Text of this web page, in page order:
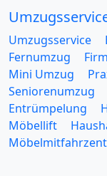
Umzugsservice
Fernumzug
Mini Umzug
Seniorenumzug
Entrümpelung
Möbellift